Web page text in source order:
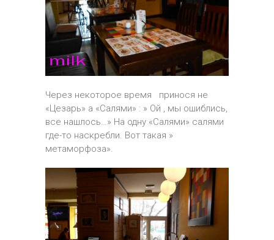
Через некоторое время принося не
«Цезарь» а «Салями» : » Ой , мы ошиблись,
все нашлось…» На одну «Салями» салями
где-то наскребли. Вот такая »
метаморфоза».